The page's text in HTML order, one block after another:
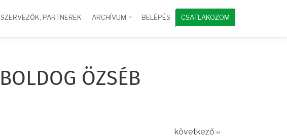
SZERVEZŐK, PARTNEREK ARCHÍVUM BELÉPÉS CSATLAKOZOM
ÖZSÉB
következő ››